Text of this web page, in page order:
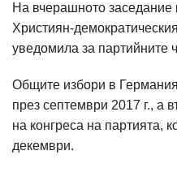
На вчерашното заседание
Християн-
уведомила за партийните
Общите избори в
през септември 2017 г., а
на конгреса на партията,
декември.